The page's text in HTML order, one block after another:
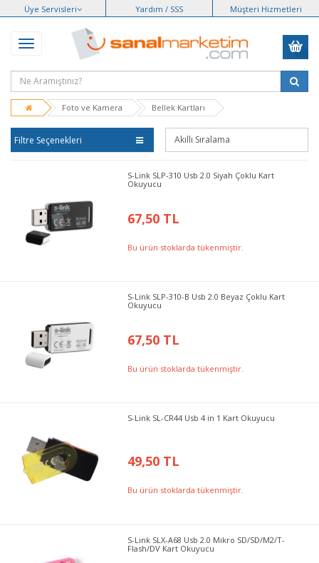
Üye Servisleri Yardım / SSS Müşteri Hizmetleri
Foto ve Kamera Bellek Kartları
Filtre Seçenekleri
S-Link SLP-310 Usb 2.0 Siyah Çoklu Kart
Okuyucu
67,50 TL
Bu ürün stoklarda tükenmiştir.
S-Link SLP-310-B Usb 2.0 Beyaz Çoklu Kart
Okuyucu
67,50 TL
Bu ürün stoklarda tükenmiştir.
S-Link SL-CR44 Usb 4 in 1 Kart Okuyucu
49,50 TL
Bu ürün stoklarda tükenmiştir.
S-Link SLX-A68 Usb 2.0 Mikro SD/SD/M2/T-
Flash/DV Kart Okuyucu